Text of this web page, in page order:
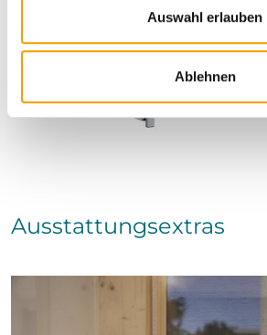
Auswahl erlauben
Ablehnen
Ausstattungsextras